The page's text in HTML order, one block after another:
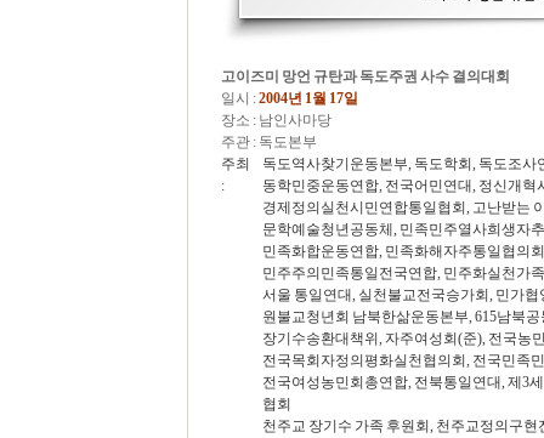
고이즈미 망언 규탄과 독도주권 사수 결의대회
일시 :2004년 1월 17일
장소 : 남인사마당
주관 : 독도본부
주최
:
독도역사찾기운동본부, 독도학회, 독도조
동학민중운동연합, 전국어민연대, 정신개
경제정의실천시민연합통일협회, 고난받는
문학예술청년공동체, 민족민주열사희생자
민족화합운동연합, 민족화해자주통일협의
민주주의민족통일전국연합, 민주화실천가
서울 통일연대, 실천불교전국승가회, 민가
원불교청년회 남북한삶운동본부, 615남북
장기수송환대책위, 자주여성회(준), 전국농
전국목회자정의평화실천협의회, 전국민족
전국여성농민회총연합, 전북통일연대, 제3
협회
천주교 장기수 가족 후원회, 천주교정의구